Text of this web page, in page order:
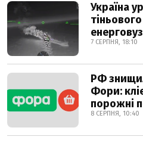
Україна
7 СЕРПНЯ, 18:10
РФ
Фори:
порожні
8 СЕРПНЯ, 10:40